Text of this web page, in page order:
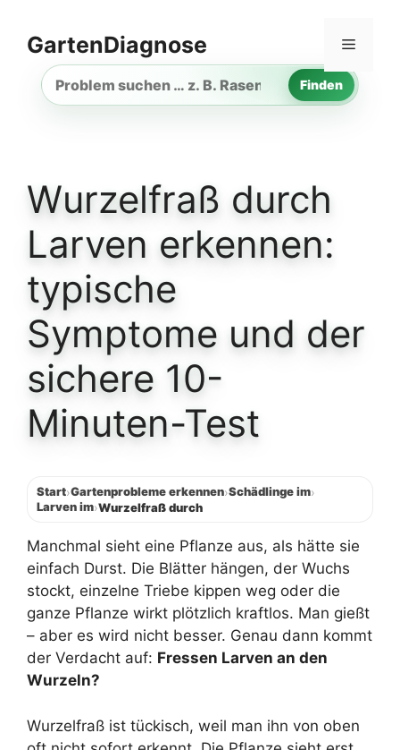
Inhalt
springen
GartenDiagnose Menü
Gartenproblem
Finden
Wurzelfraß durch
Larven erkennen:
typische
Symptome und der
sichere 10-
Minuten-Test
Start›Gartenprobleme erkennen›Schädlinge im›
Larven im›Wurzelfraß durch
Manchmal sieht eine Pflanze aus, als hätte sie
einfach Durst. Die Blätter hängen, der Wuchs
stockt, einzelne Triebe kippen weg oder die
ganze Pflanze wirkt plötzlich kraftlos. Man gießt
– aber es wird nicht besser. Genau dann kommt
der Verdacht auf: Fressen Larven an den
Wurzeln?
Wurzelfraß ist tückisch, weil man ihn von oben